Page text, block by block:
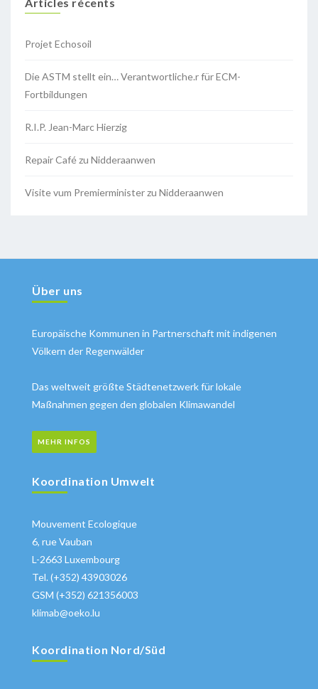
Projet Echosoil
Die ASTM stellt ein… Verantwortliche.r für ECM-
Fortbildungen
R.I.P. Jean-Marc Hierzig
Repair Café zu Nidderaanwen
Visite vum Premierminister zu Nidderaanwen
Über uns
Europäische Kommunen in Partnerschaft mit indigenen
Völkern der Regenwälder
Das weltweit größte Städtenetzwerk für lokale
Maßnahmen gegen den globalen Klimawandel
MEHR INFOS
Koordination Umwelt
Mouvement Ecologique
6, rue Vauban
L-2663 Luxembourg
Tel. (+352) 43903026
GSM (+352) 621356003
klimab@oeko.lu
Koordination Nord/Süd